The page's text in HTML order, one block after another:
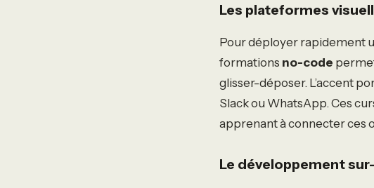
Les plateformes
Pour déployer rapidement
formations no-code
glisser-déposer. L’accent
Slack ou WhatsApp. Ces
apprenant à connecter ces
Le développement